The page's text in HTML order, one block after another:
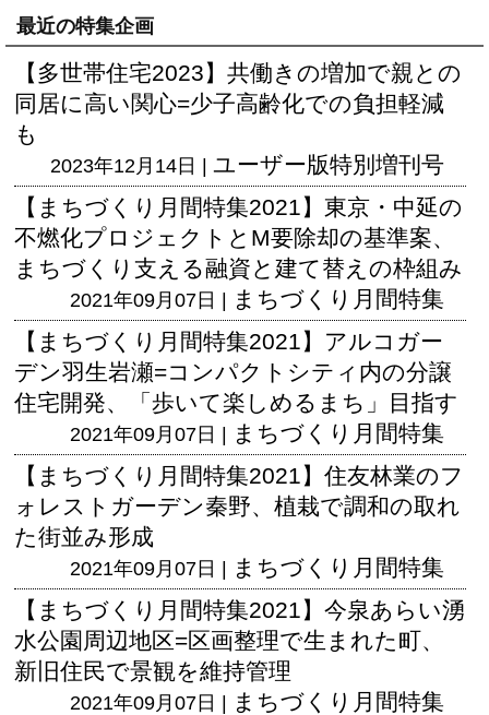
最近の特集企画
【多世帯住宅2023】共働きの増加で親との
同居に高い関心=少子高齢化での負担軽減
も
2023年12月14日 | ユーザー版特別増刊号
【まちづくり月間特集2021】東京・中延の
不燃化プロジェクトとM要除却の基準案、
まちづくり支える融資と建て替えの枠組み
2021年09月07日 | まちづくり月間特集
【まちづくり月間特集2021】アルコガー
デン羽生岩瀬=コンパクトシティ内の分譲
住宅開発、「歩いて楽しめるまち」目指す
2021年09月07日 | まちづくり月間特集
【まちづくり月間特集2021】住友林業のフ
ォレストガーデン秦野、植栽で調和の取れ
た街並み形成
2021年09月07日 | まちづくり月間特集
【まちづくり月間特集2021】今泉あらい湧
水公園周辺地区=区画整理で生まれた町、
新旧住民で景観を維持管理
2021年09月07日 | まちづくり月間特集